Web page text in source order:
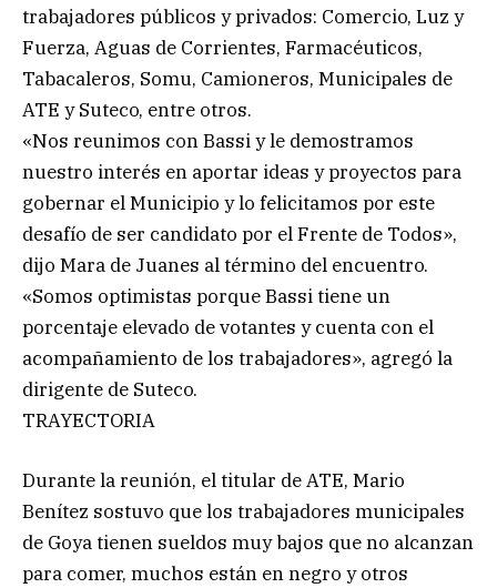
trabajadores públicos y privados: Comercio, Luz y
Fuerza, Aguas de Corrientes, Farmacéuticos,
Tabacaleros, Somu, Camioneros, Municipales de
ATE y Suteco, entre otros.
«Nos reunimos con Bassi y le demostramos
nuestro interés en aportar ideas y proyectos para
gobernar el Municipio y lo felicitamos por este
desafío de ser candidato por el Frente de Todos»,
dijo Mara de Juanes al término del encuentro.
«Somos optimistas porque Bassi tiene un
porcentaje elevado de votantes y cuenta con el
acompañamiento de los trabajadores», agregó la
dirigente de Suteco.
TRAYECTORIA
Durante la reunión, el titular de ATE, Mario
Benítez sostuvo que los trabajadores municipales
de Goya tienen sueldos muy bajos que no alcanzan
para comer, muchos están en negro y otros